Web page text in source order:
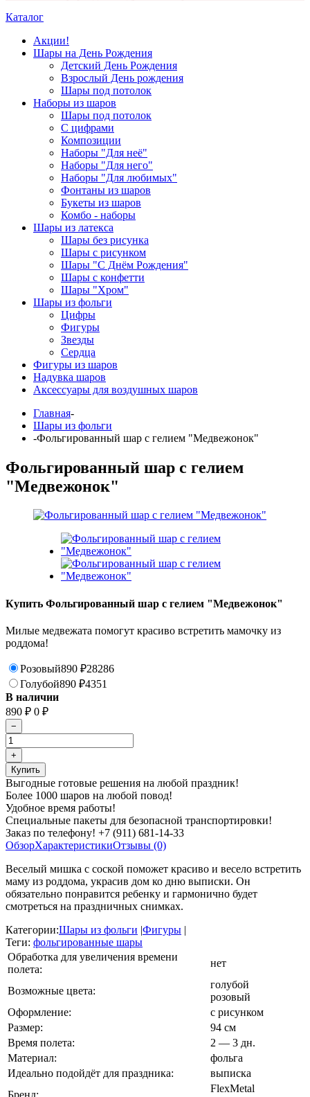
Каталог
Акции!
Шары на День Рождения
Детский День Рождения
Взрослый День рождения
Шары под потолок
Наборы из шаров
Шары под потолок
С цифрами
Композиции
Наборы "Для неё"
Наборы "Для него"
Наборы "Для любимых"
Фонтаны из шаров
Букеты из шаров
Комбо - наборы
Шары из латекса
Шары без рисунка
Шары с рисунком
Шары "С Днём Рождения"
Шары с конфетти
Шары "Хром"
Шары из фольги
Цифры
Фигуры
Звезды
Сердца
Фигуры из шаров
Надувка шаров
Аксессуары для воздушных шаров
Главная-
Шары из фольги
-Фольгированный шар с гелием "Медвежонок"
Фольгированный шар с гелием
"Медвежонок"
Купить Фольгированный шар с гелием "Медвежонок"
Милые медвежата помогут красиво встретить мамочку из
роддома!
Розовый890 ₽28286
Голубой890 ₽4351
В наличии
890 ₽ 0 ₽
Выгодные готовые решения на любой праздник!
Более 1000 шаров на любой повод!
Удобное время работы!
Специальные пакеты для безопасной транспортировки!
Заказ по телефону! +7 (911) 681-14-33
ОбзорХарактеристикиОтзывы (0)
Веселый мишка с соской поможет красиво и весело встретить
маму из роддома, украсив дом ко дню выписки. Он
обязательно понравится ребенку и гармонично будет
смотреться на праздничных снимках.
Категории:Шары из фольги |Фигуры |
Теги: фольгированные шары
Обработка для увеличения времени
полета:
нет
Возможные цвета:
голубой
розовый
Оформление:
с рисунком
Размер:
94 см
Время полета:
2 — 3 дн.
Материал:
фольга
Идеально подойдёт для праздника:
выписка
Бренд:
FlexMetal